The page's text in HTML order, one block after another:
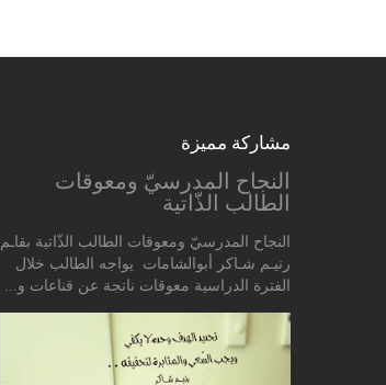
مشاركة مميزة
النجاح المدرسيّ ومعوقات
الطالب الذّاتية
النجاح المدرسيّ ومعوقات الطالب الذّاتية بقاـم
رنيـم شـاكر أبوالشامات يواجه الطالب خلال
الفترة الدراسية معوقات ناتجة عن قناعات و...